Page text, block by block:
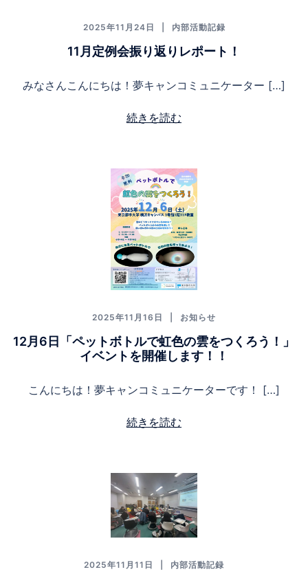
2025年11月24日 内部活動記録
11月定例会振り返りレポート！
みなさんこんにちは！夢キャンコミュニケーター […]
続きを読む
2025年11月16日 お知らせ
12月6日「ペットボトルで虹色の雲をつくろう！」
イベントを開催します！！
こんにちは！夢キャンコミュニケーターです！ […]
続きを読む
2025年11月11日 内部活動記録